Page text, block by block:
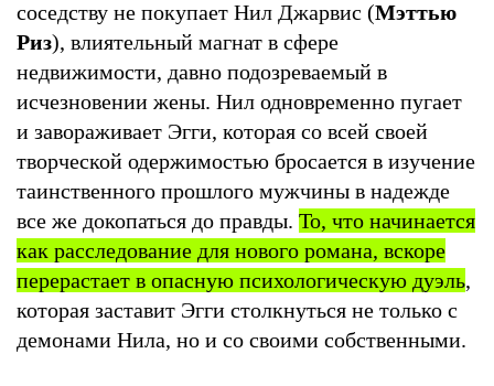
соседству не покупает Нил Джарвис (Мэттью
Риз), влиятельный магнат в сфере
недвижимости, давно подозреваемый в
исчезновении жены. Нил одновременно пугает
и завораживает Эгги, которая со всей своей
творческой одержимостью бросается в изучение
таинственного прошлого мужчины в надежде
все же докопаться до правды. То, что начинается
как расследование для нового романа, вскоре
перерастает в опасную психологическую дуэль,
которая заставит Эгги столкнуться не только с
демонами Нила, но и со своими собственными.